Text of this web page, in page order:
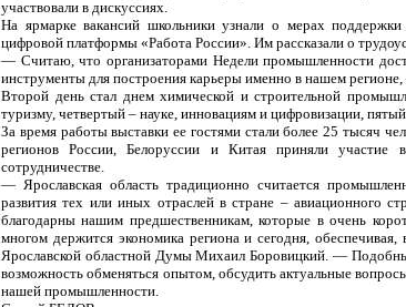
участвовали в дискуссиях.
На ярмарке вакансий школьники узнали о мерах
цифровой платформы «Работа России». Им рассказали о
— Считаю, что организаторами Недели промышленности
инструменты для построения карьеры именно в нашем
Второй день стал днем химической и строительной
туризму, четвертый – науке, инновациям и цифровизации,
За время работы выставки ее гостями стали более 25 тысяч
регионов России, Белоруссии и Китая приняли участие
сотрудничестве.
— Ярославская область традиционно считается
развития тех или иных отраслей в стране – авиационного
благодарны нашим предшественникам, которые в очень
многом держится экономика региона и сегодня,
Ярославской областной Думы Михаил Боровицкий. —
возможность обменяться опытом, обсудить актуальные
нашей промышленности.